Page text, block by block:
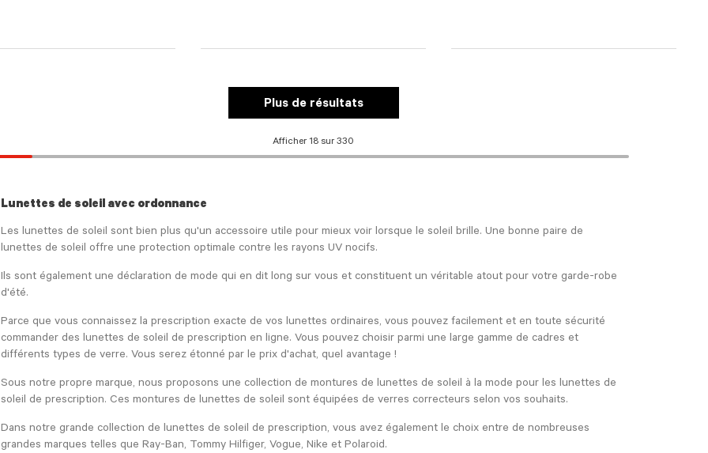
Plus de résultats
Afficher 18 sur 330
Lunettes de soleil avec ordonnance
Les lunettes de soleil sont bien plus qu'un accessoire utile pour mieux voir lorsque le soleil brille. Une bonne paire de
lunettes de soleil offre une protection optimale contre les rayons UV nocifs.
Ils sont également une déclaration de mode qui en dit long sur vous et constituent un véritable atout pour votre garde-robe
d'été.
Parce que vous connaissez la prescription exacte de vos lunettes ordinaires, vous pouvez facilement et en toute sécurité
commander des lunettes de soleil de prescription en ligne. Vous pouvez choisir parmi une large gamme de cadres et
différents types de verre. Vous serez étonné par le prix d'achat, quel avantage !
Sous notre propre marque, nous proposons une collection de montures de lunettes de soleil à la mode pour les lunettes de
soleil de prescription. Ces montures de lunettes de soleil sont équipées de verres correcteurs selon vos souhaits.
Dans notre grande collection de lunettes de soleil de prescription, vous avez également le choix entre de nombreuses
grandes marques telles que Ray-Ban, Tommy Hilfiger, Vogue, Nike et Polaroid.